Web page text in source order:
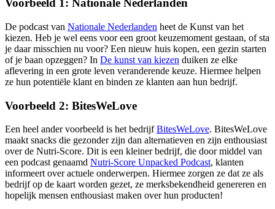
Voorbeeld 1: Nationale Nederlanden
De podcast van Nationale Nederlanden heet de Kunst van het
kiezen. Heb je wel eens voor een groot keuzemoment gestaan, of sta
je daar misschien nu voor? Een nieuw huis kopen, een gezin starten
of je baan opzeggen? In De kunst van kiezen duiken ze elke
aflevering in een grote leven veranderende keuze. Hiermee helpen
ze hun potentiële klant en binden ze klanten aan hun bedrijf.
Voorbeeld 2: BitesWeLove
Een heel ander voorbeeld is het bedrijfBitesWeLove. BitesWeLove
maakt snacks die gezonder zijn dan alternatieven en zijn enthousiast
over de Nutri-Score. Dit is een kleiner bedrijf, die door middel van
een podcast genaamd Nutri-Score Unpacked Podcast, klanten
informeert over actuele onderwerpen. Hiermee zorgen ze dat ze als
bedrijf op de kaart worden gezet, ze merksbekendheid genereren en
hopelijk mensen enthousiast maken over hun producten!